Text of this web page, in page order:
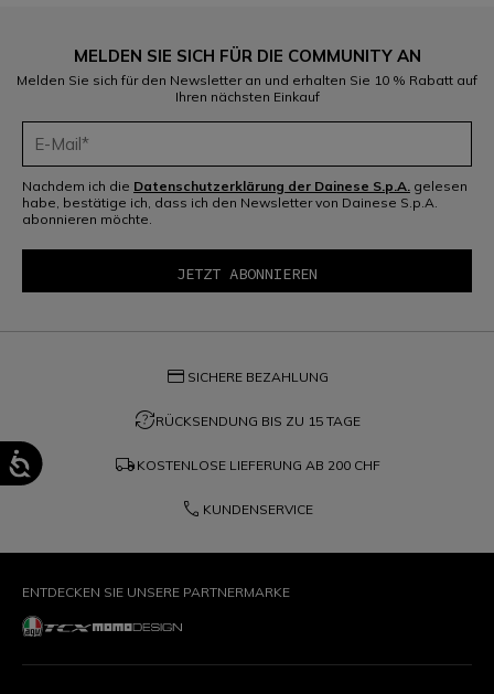
MELDEN SIE SICH FÜR DIE COMMUNITY AN
Melden Sie sich für den Newsletter an und erhalten Sie 10 % Rabatt auf
Ihren nächsten Einkauf
Nachdem ich die Datenschutzerklärung der Dainese S.p.A. gelesen
habe, bestätige ich, dass ich den Newsletter von Dainese S.p.A.
abonnieren möchte.
credit_card SICHERE BEZAHLUNG
question_exchangeRÜCKSENDUNG BIS ZU 15 TAGE
local_shipping KOSTENLOSE LIEFERUNG AB 200 CHF
phone KUNDENSERVICE
ENTDECKEN SIE UNSERE PARTNERMARKE